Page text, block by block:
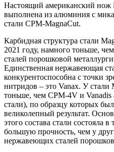
Настоящий американский нож
выполнена из алюминия с
стали CPM-MagnaCut.
Карбидная структура стали
2021 году, намного тоньше,
сталей порошковой
Единственная нержавеющая
конкурентоспособна с точки
нитридов – это Vanax. У стали
тоньше, чем CPM-4V и
стали), по образцу которых
великолепный результат.
этого состава стали состояла
большую прочность, чем у
нержавеющих сталей